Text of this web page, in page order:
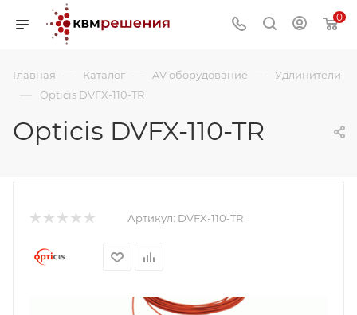
0
Главная — Каталог — AV оборудование — Удлинители
— Opticis DVFX-110-TR
Opticis DVFX-110-TR
Артикул: DVFX-110-TR